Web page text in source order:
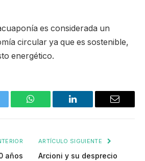
es considerada un
circular ya que es sostenible,
energético.
WhatsApp LinkedIn Email
años
ARTÍCULO SIGUIENTE
Arcioni y su desprecio